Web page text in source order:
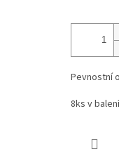
Pevnostní
8ks v